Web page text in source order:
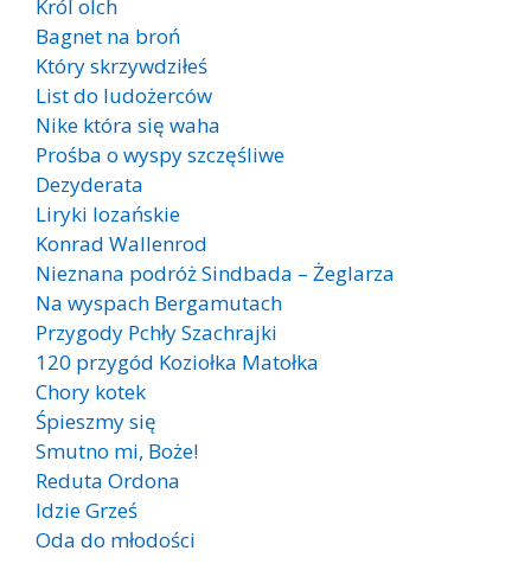
Król olch
Bagnet na broń
Który skrzywdziłeś
List do ludożerców
Nike która się waha
Prośba o wyspy szczęśliwe
Dezyderata
Liryki lozańskie
Konrad Wallenrod
Nieznana podróż Sindbada – Żeglarza
Na wyspach Bergamutach
Przygody Pchły Szachrajki
120 przygód Koziołka Matołka
Chory kotek
Śpieszmy się
Smutno mi, Boże!
Reduta Ordona
Idzie Grześ
Oda do młodości